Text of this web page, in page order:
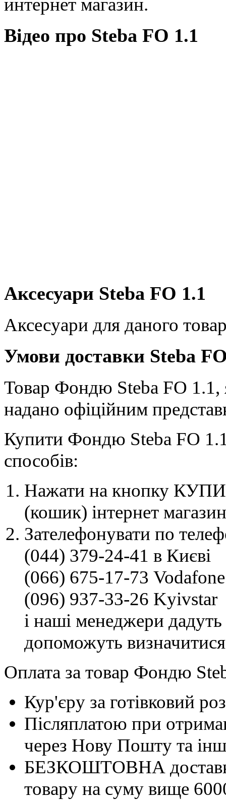
интернет магазин.
Відео про Steba FO 1.1
Аксесуари Steba FO 1.1
Аксесуари для даного
Умови доставки Steba
Товар Фондю Steba FO 1.1,
надано офіційним
Купити Фондю Steba FO
способів:
Нажати на кнопку
(кошик) інтернет
Зателефонувати по
(044) 379-24-41 в Києві
(066) 675-17-73 Vodafone
(096) 937-33-26 Kyivstar
і наші менеджери дадуть
допоможуть
Оплата за товар Фондю
Кур'єру за готівковий
Післяплатою при
через Нову Пошту та
БЕЗКОШТОВНА
товару на суму вище